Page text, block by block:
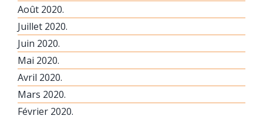
Août 2020.
Juillet 2020.
Juin 2020.
Mai 2020.
Avril 2020.
Mars 2020.
Février 2020.